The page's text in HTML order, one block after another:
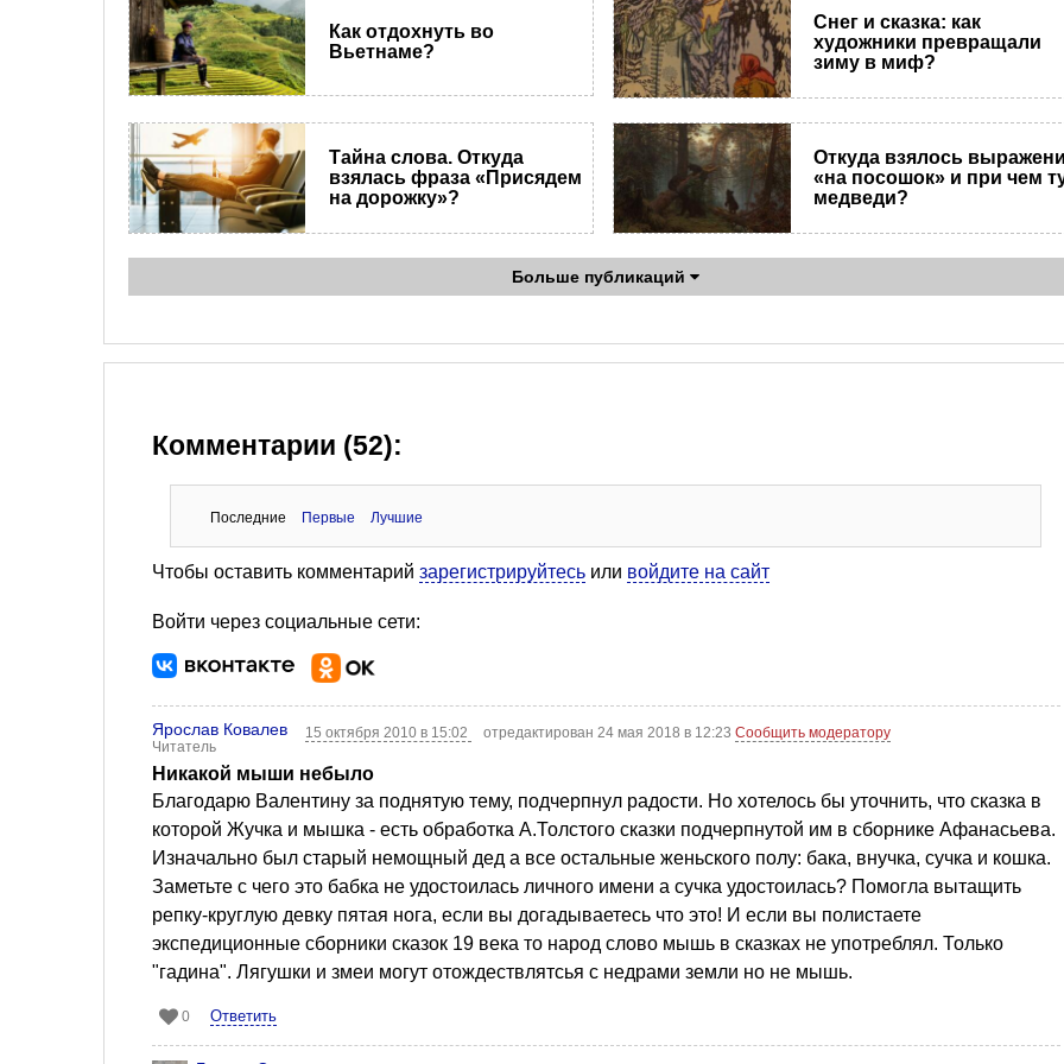
Как отдохнуть во
Вьетнаме?
Снег и сказка: как
художники превращали
зиму в миф?
Тайна слова. Откуда
взялась фраза «Присядем
на дорожку»?
Откуда взялось
«на посошок» и при чем
медведи?
Больше публикаций
Комментарии (52):
Последние Первые Лучшие
Чтобы оставить комментарий зарегистрируйтесь или войдите на сайт
Войти через социальные сети:
Ярослав Ковалев
Читатель
15 октября 2010 в 15:02 отредактирован 24 мая 2018 в 12:23Сообщить модератору
Никакой мыши небыло
Благодарю Валентину за поднятую тему, подчерпнул радости. Но хотелось бы уточнить, что сказка в
которой Жучка и мышка - есть обработка А.Толстого сказки подчерпнутой им в сборнике Афанасьева.
Изначально был старый немощный дед а все остальные женьского полу: бака, внучка, сучка и кошка.
Заметьте с чего это бабка не удостоилась личного имени а сучка удостоилась? Помогла вытащить
репку-круглую девку пятая нога, если вы догадываетесь что это! И если вы полистаете
экспедиционные сборники сказок 19 века то народ слово мышь в сказках не употреблял. Только
"гадина". Лягушки и змеи могут отождествлятсья с недрами земли но не мышь.
0 Ответить